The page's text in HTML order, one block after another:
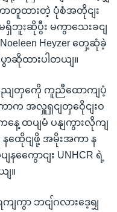
ာတူထားတဲ့ ပုံစံအတိုငျး
ရှိဘူးဆိုပွီး မကွာသေးခငျ
Heyzer တှေ့ဆုံခဲ့
ာဆိုထားပါတယျ။
ညျတှကေို ကူညီထောကျပံ့
ကာက အလှူရှငျတှဝေိုငျးဝ
နေ့ ထပျမံ ပနျကွားလိုကျ
ထေိုငျဖို့ အမိုးအကာ န
ကွေောငျး UNHCR ရဲ့
ျ။
ျကွာ ဘငျ်ဂလားဒေ့ရျှ